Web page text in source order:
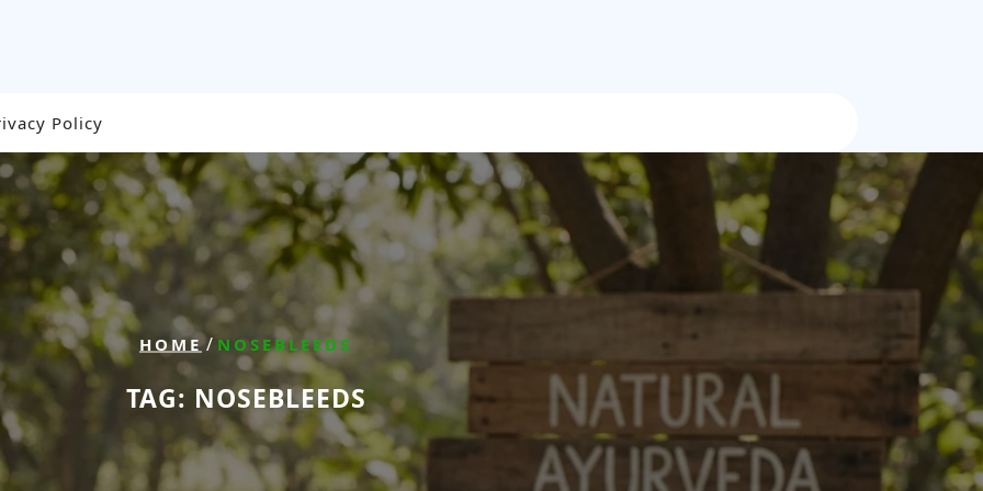
Policy
HOME/ NOSEBLEEDS
TAG: NOSEBLEEDS